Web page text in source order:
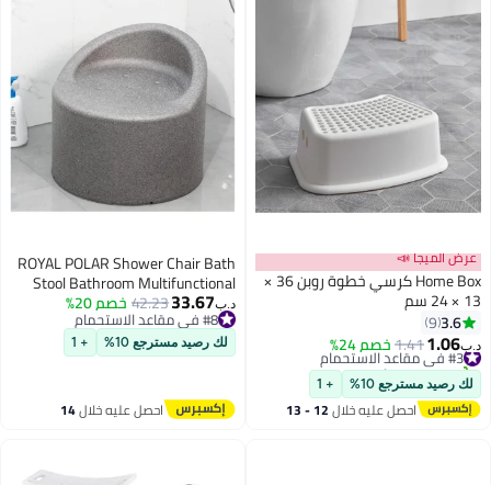
عرض الميجا 📣
Home Box كرسي خطوة روبن 36 ×
13 × 24 سم
3.6
9
د.ب‏1.06
1.41خصم 24% #3 في مقاعد الاستحمام
تم بيع +10 مؤخرًا
#3 في مقاعد الاستحمام
لك رصيد مسترجع 10% + 1
احصل عليه خلال 12 - 13
ROYAL POLAR Shower Chair Bath
Stool Bathroom Multifunctional
Chair Seat, Waterproof Small Sofa
Bathroom Non-Slip Elderly Bath
Washing and Shampooing Safety
Chair Capacity 250KG
د.ب‏33.67
42.23خصم 20%
#8 في مقاعد الاستحمام
#8 في مقاعد الاستحمام
لك رصيد مسترجع 10% + 1
احصل عليه خلال14